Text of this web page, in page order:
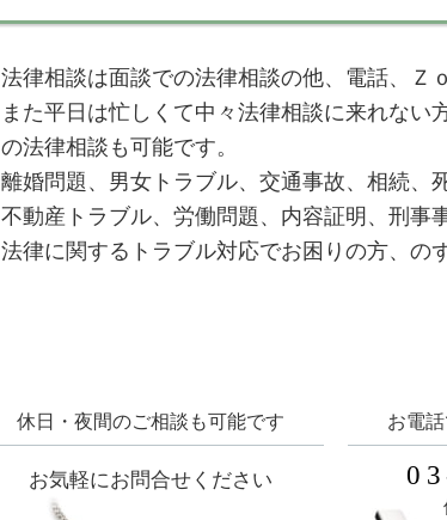
法律相談は面談での法律相談の他、電話、Ｚ
また平日は忙しくて中々法律相談に来れない
の法律相談も可能です。
離婚問題、男女トラブル、交通事故、相続、
不動産トラブル、労働問題、内容証明、刑事
法律に関するトラブル対応でお困りの方、の
休日・夜間のご相談も可能です
お気軽にお問合せください
お電